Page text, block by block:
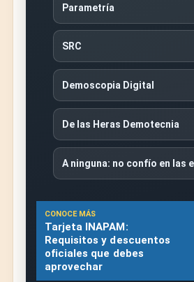
Parametría
SRC
Demoscopia Digital
De las Heras Demotecnia
A ninguna: no confío en las
CONOCE MÁS
Tarjeta INAPAM:
Requisitos y descuentos
oficiales que debes
aprovechar